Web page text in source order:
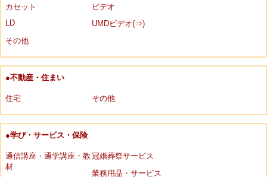
カセット
ビデオ
LD
UMDビデオ(⇒)
その他
●不動産・住まい
住宅 その他
●学び・サービス・保険
通信講座・通学講座・教
材
冠婚葬祭サービス
業務用品・サービス